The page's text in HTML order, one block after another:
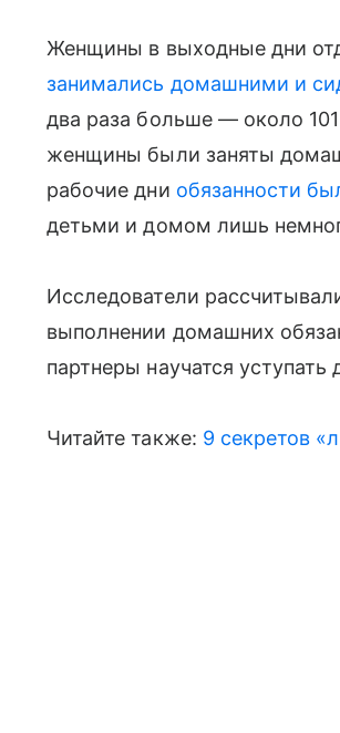
Женщины в выходные дни
занимались домашними и
два раза больше — около
женщины были заняты
рабочие дни обязанности
детьми и домом лишь
Исследователи
выполнении домашних
партнеры научатся уступать
Читайте также: 9 секретов